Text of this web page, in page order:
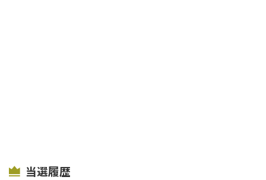
当選履歴